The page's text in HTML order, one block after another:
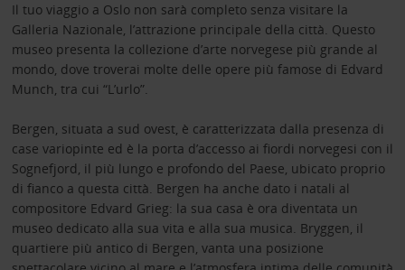
Il tuo viaggio a Oslo non sarà completo senza visitare la
Galleria Nazionale, l’attrazione principale della città. Questo
museo presenta la collezione d’arte norvegese più grande al
mondo, dove troverai molte delle opere più famose di Edvard
Munch, tra cui “L’urlo”.
Bergen, situata a sud ovest, è caratterizzata dalla presenza di
case variopinte ed è la porta d’accesso ai fiordi norvegesi con il
Sognefjord, il più lungo e profondo del Paese, ubicato proprio
di fianco a questa città. Bergen ha anche dato i natali al
compositore Edvard Grieg: la sua casa è ora diventata un
museo dedicato alla sua vita e alla sua musica. Bryggen, il
quartiere più antico di Bergen, vanta una posizione